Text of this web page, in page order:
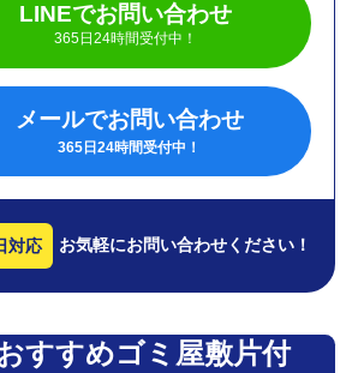
LINEでお問い合わせ
365日24時間受付中！
メールでお問い合わせ
365日24時間受付中！
対応 お気軽にお問い合わせください！
すすめゴミ屋敷片付